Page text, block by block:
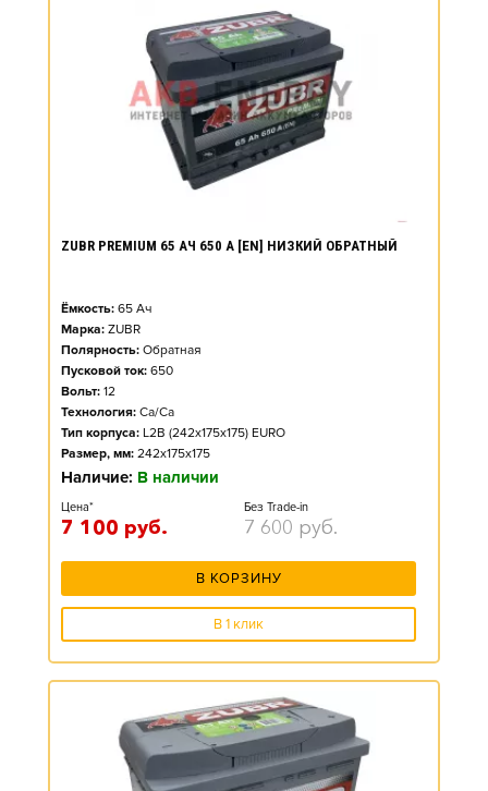
ZUBR PREMIUM 65 АЧ 650 А [EN] НИЗКИЙ ОБРАТНЫЙ
Ёмкость: 65 Ач
Марка: ZUBR
Полярность: Обратная
Пусковой ток: 650
Вольт: 12
Технология: Ca/Ca
Тип корпуса: L2B (242x175x175) EURO
Размер, мм: 242x175x175
Наличие: В наличии
Цена*
7 100 руб.
Без Trade-in
7 600 руб.
В КОРЗИНУ
В 1 клик